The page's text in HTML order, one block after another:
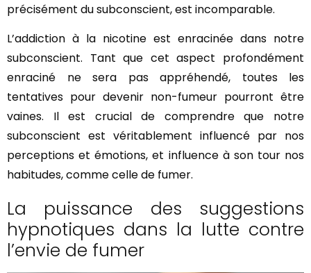
précisément du subconscient, est incomparable.
L’addiction à la nicotine est enracinée dans notre
subconscient. Tant que cet aspect profondément
enraciné ne sera pas appréhendé, toutes les
tentatives pour devenir non-fumeur pourront être
vaines. Il est crucial de comprendre que notre
subconscient est véritablement influencé par nos
perceptions et émotions, et influence à son tour nos
habitudes, comme celle de fumer.
La puissance des suggestions
hypnotiques dans la lutte contre
l’envie de fumer